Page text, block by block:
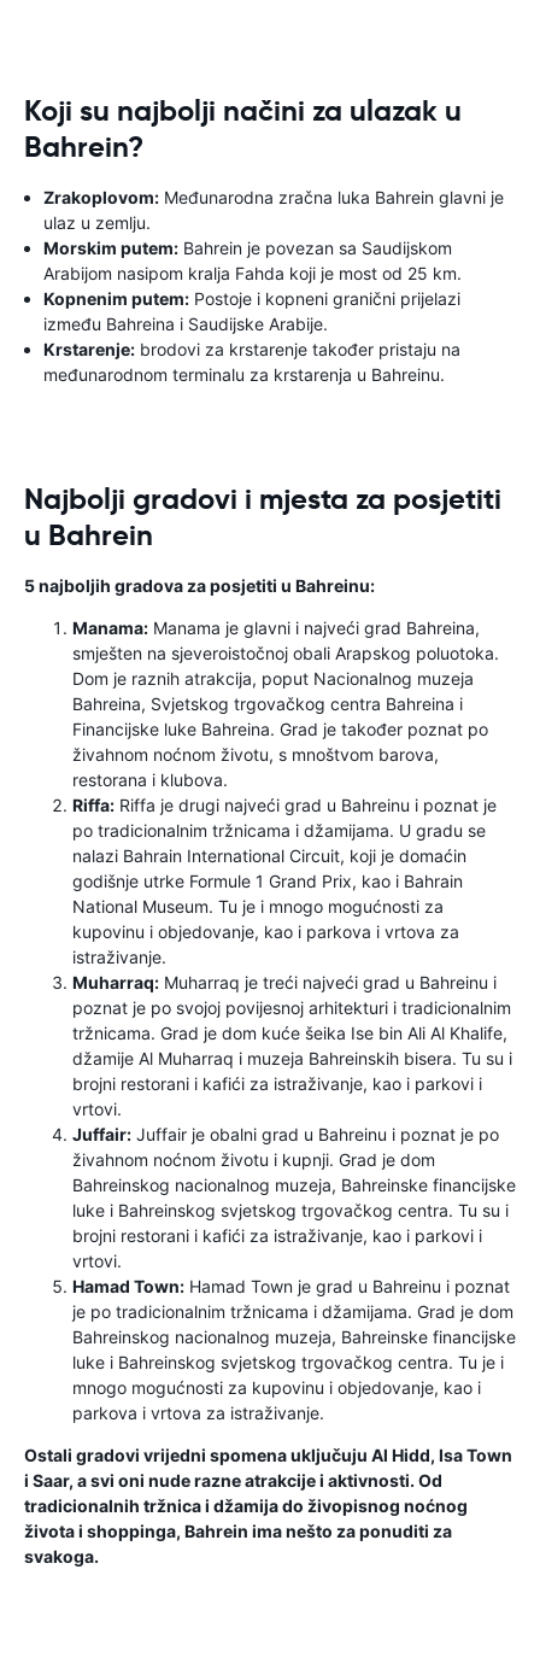
Koji su najbolji načini za ulazak u
Bahrein?
Zrakoplovom: Međunarodna zračna luka Bahrein glavni je
ulaz u zemlju.
Morskim putem: Bahrein je povezan sa Saudijskom
Arabijom nasipom kralja Fahda koji je most od 25 km.
Kopnenim putem: Postoje i kopneni granični prijelazi
između Bahreina i Saudijske Arabije.
Krstarenje: brodovi za krstarenje također pristaju na
međunarodnom terminalu za krstarenja u Bahreinu.
Najbolji gradovi i mjesta za posjetiti
u Bahrein
5 najboljih gradova za posjetiti u Bahreinu:
Manama: Manama je glavni i najveći grad Bahreina,
smješten na sjeveroistočnoj obali Arapskog poluotoka.
Dom je raznih atrakcija, poput Nacionalnog muzeja
Bahreina, Svjetskog trgovačkog centra Bahreina i
Financijske luke Bahreina. Grad je također poznat po
živahnom noćnom životu, s mnoštvom barova,
restorana i klubova.
Riffa: Riffa je drugi najveći grad u Bahreinu i poznat je
po tradicionalnim tržnicama i džamijama. U gradu se
nalazi Bahrain International Circuit, koji je domaćin
godišnje utrke Formule 1 Grand Prix, kao i Bahrain
National Museum. Tu je i mnogo mogućnosti za
kupovinu i objedovanje, kao i parkova i vrtova za
istraživanje.
Muharraq: Muharraq je treći najveći grad u Bahreinu i
poznat je po svojoj povijesnoj arhitekturi i tradicionalnim
tržnicama. Grad je dom kuće šeika Ise bin Ali Al Khalife,
džamije Al Muharraq i muzeja Bahreinskih bisera. Tu su i
brojni restorani i kafići za istraživanje, kao i parkovi i
vrtovi.
Juffair: Juffair je obalni grad u Bahreinu i poznat je po
živahnom noćnom životu i kupnji. Grad je dom
Bahreinskog nacionalnog muzeja, Bahreinske financijske
luke i Bahreinskog svjetskog trgovačkog centra. Tu su i
brojni restorani i kafići za istraživanje, kao i parkovi i
vrtovi.
Hamad Town: Hamad Town je grad u Bahreinu i poznat
je po tradicionalnim tržnicama i džamijama. Grad je dom
Bahreinskog nacionalnog muzeja, Bahreinske financijske
luke i Bahreinskog svjetskog trgovačkog centra. Tu je i
mnogo mogućnosti za kupovinu i objedovanje, kao i
parkova i vrtova za istraživanje.
Ostali gradovi vrijedni spomena uključuju Al Hidd, Isa Town
i Saar, a svi oni nude razne atrakcije i aktivnosti. Od
tradicionalnih tržnica i džamija do živopisnog noćnog
života i shoppinga, Bahrein ima nešto za ponuditi za
svakoga.